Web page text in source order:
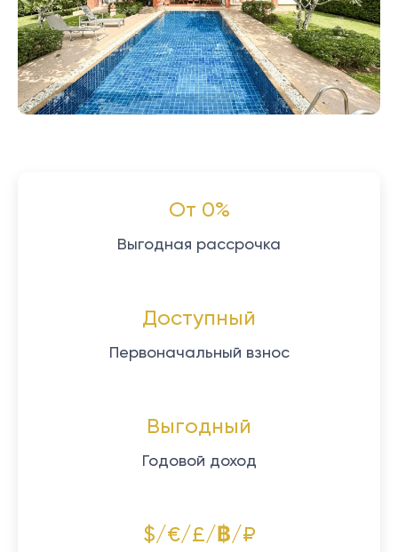
От 0%
Выгодная рассрочка
Доступный
Первоначальный взнос
Выгодный
Годовой доход
$/€/£/฿/₽